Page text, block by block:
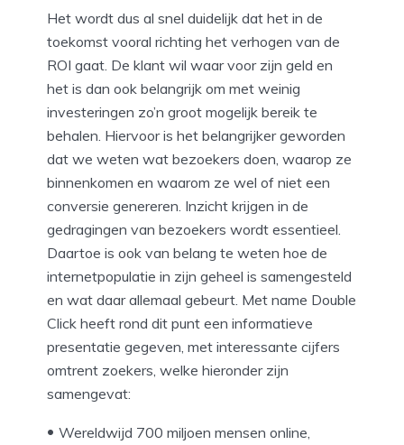
Het wordt dus al snel duidelijk dat het in de
toekomst vooral richting het verhogen van de
ROI gaat. De klant wil waar voor zijn geld en
het is dan ook belangrijk om met weinig
investeringen zo’n groot mogelijk bereik te
behalen. Hiervoor is het belangrijker geworden
dat we weten wat bezoekers doen, waarop ze
binnenkomen en waarom ze wel of niet een
conversie genereren. Inzicht krijgen in de
gedragingen van bezoekers wordt essentieel.
Daartoe is ook van belang te weten hoe de
internetpopulatie in zijn geheel is samengesteld
en wat daar allemaal gebeurt. Met name Double
Click heeft rond dit punt een informatieve
presentatie gegeven, met interessante cijfers
omtrent zoekers, welke hieronder zijn
samengevat:
Wereldwijd 700 miljoen mensen online,